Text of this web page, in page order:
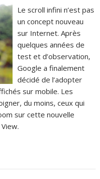
Le scroll infini n’est pas
un concept nouveau
sur Internet. Après
quelques années de
test et d’observation,
Google a finalement
décidé de l’adopter
sur mobile. Les
du moins, ceux qui
sur cette nouvelle